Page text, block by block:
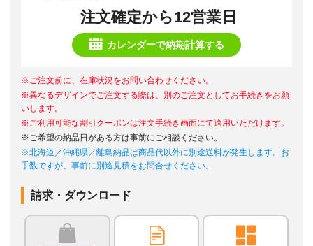
注文確定から12営業日
カレンダーで納期計算する
※ご注文前に、在庫状況をお問い合わせください。
※異なるデザインでご注文する際は、別のご注文としてお手続きをお願
いします。
※ご利用可能な割引クーポンは注文手続き画面にて適用いただけます。
※ご希望の納品日がある方は事前にご相談ください。
※北海道／沖縄県／離島納品は商品代以外に別途送料が発生します。お
手数ですが、事前に別途見積をお問合せください。
請求・ダウンロード